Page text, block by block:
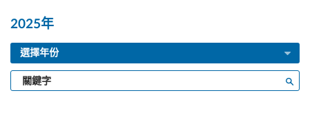
2025年
選擇年份
輸
入